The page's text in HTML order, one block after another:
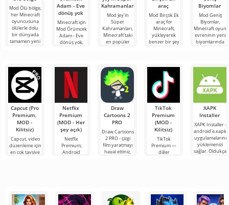
Mod Ölü bölge,
her Minecraft
oyuncusuna
ölülerle dolu
bir dünyada
tamamen yeni
Adam - Eve
dönüş yok
Minecraft için
Mod Örümcek
Adam - Eve
dönüş yok,
karakterleri
bloklu
Kahramanları
Mod Jey'in
Süper
Kahramanları,
Minecraft'taki
en popüler
TV
araç
Mod Birçok Ek
araç for
Minecraft,
yükleyerek
benzer bir şey
çok büyük
Biyomlar
Mod Geniş
Biyomlar,
Minecraft oyun
evreninin yeni
biyomlarında
Capcut (Pro
Premium,
MOD -
Kilitsiz)
Capcut, video
düzenleme için
en çok tavsiye
Netflix
Premium
(MOD - Her
şey açık)
Netflix
Premium,
Android
Draw
Cartoons 2
PRO
Draw Cartoons
2 PRO - çizgi
film yaratmayı
hayal ettiniz,
TikTok
Premium
(MOD -
Kilitsiz)
TikTok
Premium —
diğer
sağlayan
XAPK
Installer
XAPK Installer -
android'e.xapk
uygulamalarını
yüklemenizi
sağlar. Oldukça